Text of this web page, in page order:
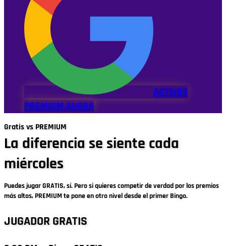
ACTIVAR
PREMIUM AHORA
Gratis vs PREMIUM
La diferencia se siente cada
miércoles
Puedes jugar GRATIS, sí. Pero si quieres competir de verdad por los premios
más altos, PREMIUM te pone en otro nivel desde el primer Bingo.
JUGADOR GRATIS